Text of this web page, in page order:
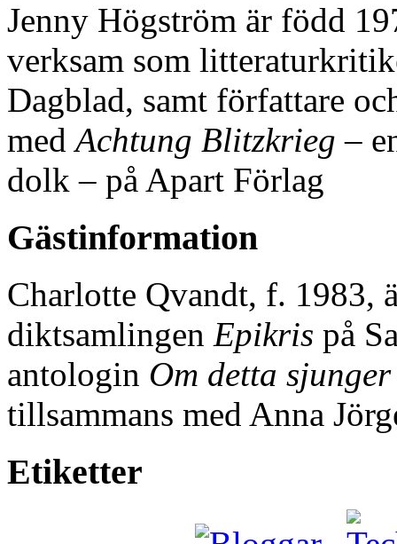
Jenny Högström är född
verksam som
Dagblad, samt författare
medAchtung Blitzkrieg –
dolk – på Apart Förlag
Gästinformation
Charlotte Qvandt, f. 1983,
diktsamlingen Epikris på
antologin Om detta
tillsammans med Anna
Etiketter